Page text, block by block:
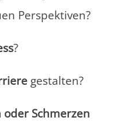
Perspektiven?
?
gestalten?
oder Schmerzen